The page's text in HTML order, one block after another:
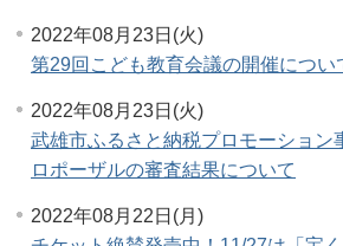
2022年08月23日(火)
第29回こども教育会議の開催につい
2022年08月23日(火)
武雄市ふるさと納税プロモーショ
ロポーザルの審査結果について
2022年08月22日(月)